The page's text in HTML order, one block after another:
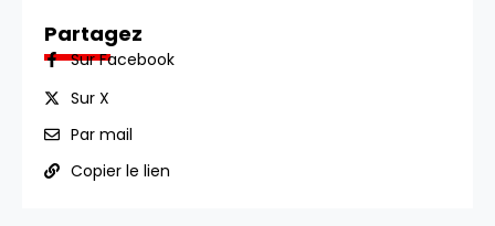
Partagez
Sur Facebook
Sur X
Par mail
Copier le lien